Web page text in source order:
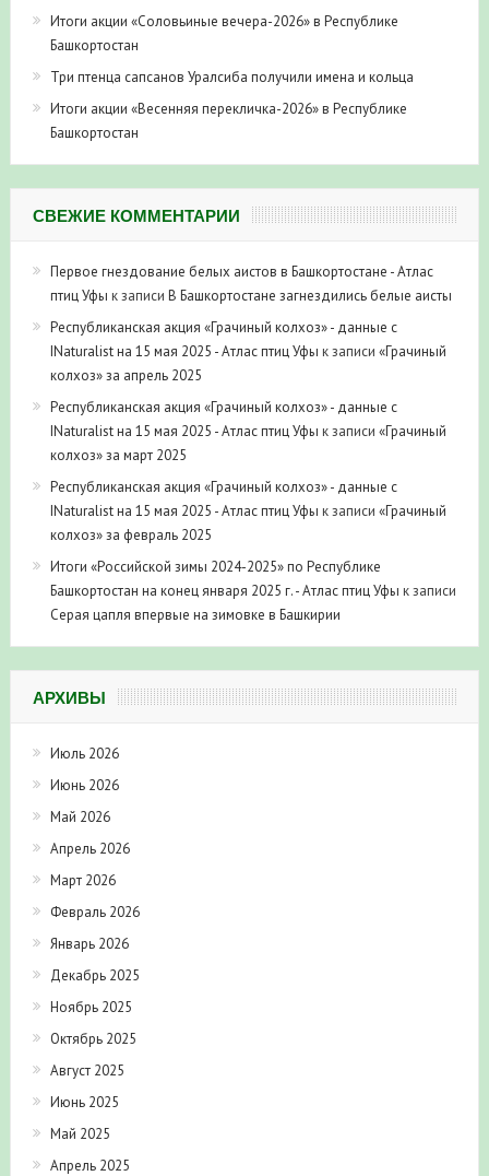
Итоги акции «Соловьиные вечера-2026» в Республике
Башкортостан
Три птенца сапсанов Уралсиба получили имена и кольца
Итоги акции «Весенняя перекличка-2026» в Республике
Башкортостан
СВЕЖИЕ КОММЕНТАРИИ
Первое гнездование белых аистов в Башкортостане - Атлас
птиц Уфы к записи В Башкортостане загнездились белые аисты
Республиканская акция «Грачиный колхоз» - данные с
INaturalist на 15 мая 2025 - Атлас птиц Уфы к записи «Грачиный
колхоз» за апрель 2025
Республиканская акция «Грачиный колхоз» - данные с
INaturalist на 15 мая 2025 - Атлас птиц Уфы к записи «Грачиный
колхоз» за март 2025
Республиканская акция «Грачиный колхоз» - данные с
INaturalist на 15 мая 2025 - Атлас птиц Уфы к записи «Грачиный
колхоз» за февраль 2025
Итоги «Российской зимы 2024-2025» по Республике
Башкортостан на конец января 2025 г. - Атлас птиц Уфы к записи
Серая цапля впервые на зимовке в Башкирии
АРХИВЫ
Июль 2026
Июнь 2026
Май 2026
Апрель 2026
Март 2026
Февраль 2026
Январь 2026
Декабрь 2025
Ноябрь 2025
Октябрь 2025
Август 2025
Июнь 2025
Май 2025
Апрель 2025